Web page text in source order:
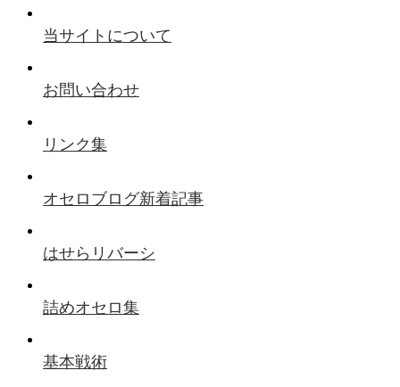
当サイトについて
お問い合わせ
リンク集
オセロブログ新着記事
はせらリバーシ
詰めオセロ集
基本戦術